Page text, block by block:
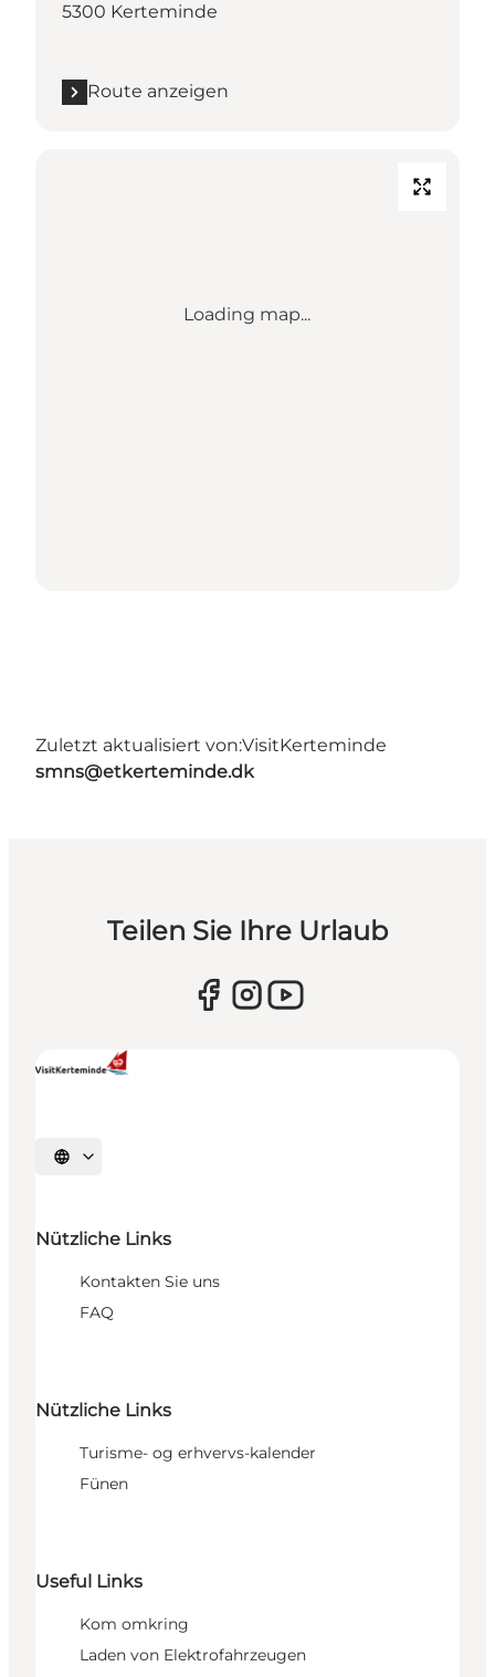
5300 Kerteminde
Route anzeigen
Loading map...
Zuletzt aktualisiert von:VisitKerteminde
smns@etkerteminde.dk
Teilen Sie Ihre Urlaub
Sprache auswählen
Nützliche Links
Kontakten Sie uns
FAQ
Nützliche Links
Turisme- og erhvervs-kalender
Fünen
Useful Links
Kom omkring
Laden von Elektrofahrzeugen